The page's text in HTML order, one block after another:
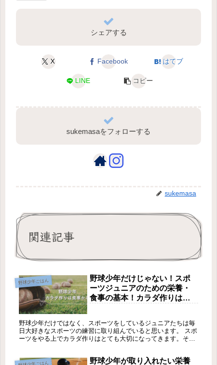
シェアする
X Facebook はてブ
LINE コピー
sukemasaをフォローする
sukemasa
関連記事
野球少年ごはん
野球少年だけじゃない！スポ
ーツジュニアのための栄養・
食事の基本！カラダ作りは食
野球少年だけではなく、スポーツをしているジュニアたちは毎
日大好きなスポーツの練習に取り組んでいると思います。 スポ
ーツをやる上でカラダ作りはとても大切になってきます。そこ
量を食べればいいというものでもありません。 特にスポーツを
野球少年が取り入れたい栄養